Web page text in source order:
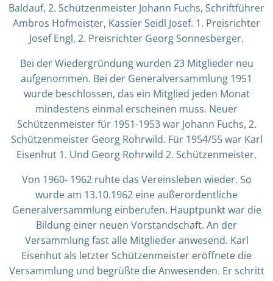
Baldauf, 2. Schützenmeister Johann Fuchs, Schriftführer
Ambros Hofmeister, Kassier Seidl Josef. 1. Preisrichter
Josef Engl, 2. Preisrichter Georg Sonnesberger.
Bei der Wiedergründung wurden 23 Mitglieder neu
aufgenommen. Bei der Generalversammlung 1951
wurde beschlossen, das ein Mitglied jeden Monat
mindestens einmal erscheinen muss. Neuer
Schützenmeister für 1951-1953 war Johann Fuchs, 2.
Schützenmeister Georg Rohrwild. Für 1954/55 war Karl
Eisenhut 1. Und Georg Rohrwild 2. Schützenmeister.
Von 1960- 1962 ruhte das Vereinsleben wieder. So
wurde am 13.10.1962 eine außerordentliche
Generalversammlung einberufen. Hauptpunkt war die
Bildung einer neuen Vorstandschaft. An der
Versammlung fast alle Mitglieder anwesend. Karl
Eisenhut als letzter Schützenmeister eröffnete die
Versammlung und begrüßte die Anwesenden. Er schritt